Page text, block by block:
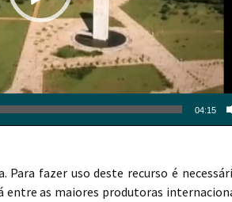
04:15
fazer uso deste recurso é
as maiores produtoras